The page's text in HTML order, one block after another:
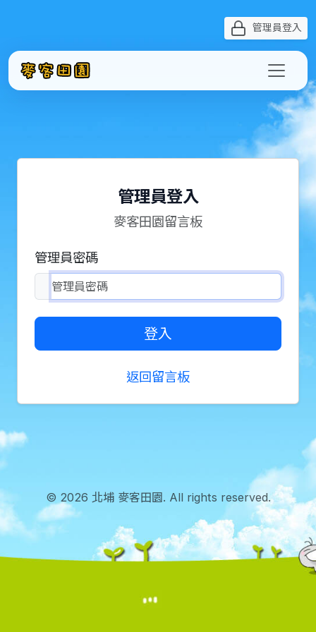
管理員登入
管理員登入
麥客田園留言板
管理員密碼
登入
返回留言板
© 2026 北埔 麥客田園. All rights reserved.